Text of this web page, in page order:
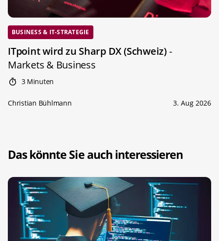
BUSINESS & IT-STRATEGIE
ITpoint wird zu Sharp DX (Schweiz)-
Markets & Business
3 Minuten
Christian Bühlmann 3. Aug 2026
Das könnte Sie auch interessieren